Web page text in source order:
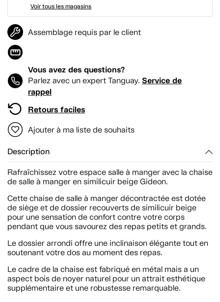
Voir tous les magasins
Assemblage requis par le client
Vous avez des questions?
Parlez avec un expert Tanguay. Service de
rappel
Retours faciles
Ajouter à ma liste de souhaits
Description
Rafraîchissez votre espace salle à manger avec la chaise
de salle à manger en similicuir beige Gideon.
Cette chaise de salle à manger décontractée est dotée
de siège et de dossier recouverts de similicuir beige
pour une sensation de confort contre votre corps
pendant que vous savourez des repas petits et grands.
Le dossier arrondi offre une inclinaison élégante tout en
soutenant votre dos au moment des repas.
Le cadre de la chaise est fabriqué en métal mais a un
aspect bois de noyer naturel pour un attrait esthétique
supplémentaire et une robustesse remarquable.